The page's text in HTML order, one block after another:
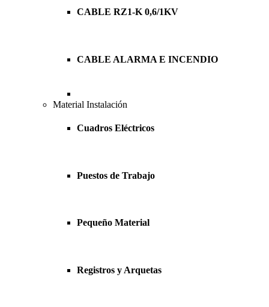
CABLE RZ1-K 0,6/1KV
CABLE ALARMA E INCENDIO
Material Instalación
Cuadros Eléctricos
Puestos de Trabajo
Pequeño Material
Registros y Arquetas